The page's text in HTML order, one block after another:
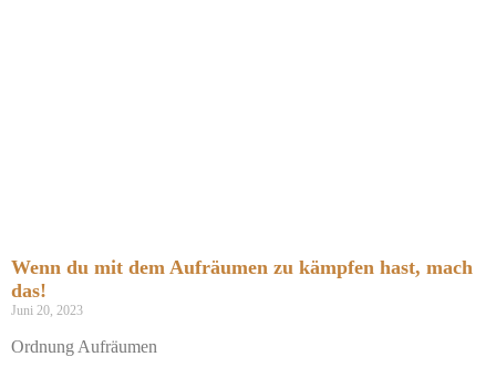
Wenn du mit dem Aufräumen zu kämpfen hast, mach
das!
Juni 20, 2023
Ordnung Aufräumen